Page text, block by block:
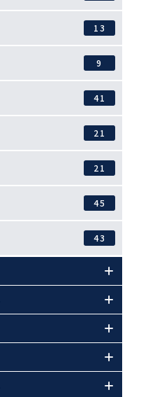
13
9
41
21
21
45
43